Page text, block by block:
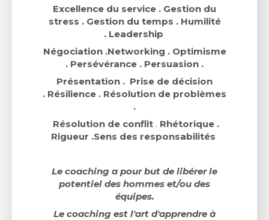
Excellence du service . Gestion du
stress . Gestion du temps . Humilité
. Leadership
Négociation .Networking . Optimisme
. Persévérance . Persuasion .
Présentation . Prise de décision
. Résilience . Résolution de problèmes
.
Résolution de conflit. Rhétorique .
Rigueur .Sens des responsabilités
Le coaching a pour but de libérer le
potentiel des hommes et/ou des
équipes.
Le coaching est l'art d'apprendre à